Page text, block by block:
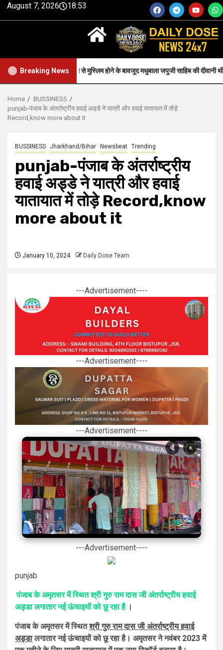
August 7, 2026 18:53
Breaking News
Faith-जन्म से मुस्लिम होने के बावजूद मधुबाला जपुजी साहिब की दीवानी थी..
Home
BUSSINESS
punjab-पंजाब के अंतर्राष्ट्रीय हवाई अड्डे ने यात्री और हवाई यातायात में तोड़े
Record,know more about it
BUSSINESS Jharkhand/Bihar Newsbeat Trending
punjab-पंजाब के अंतर्राष्ट्रीय
हवाई अड्डे ने यात्री और हवाई
यातायात में तोड़े Record,know
more about it
January 10, 2024 Daily Dose Team
---Advertisement----
---Advertisement----
---Advertisement----
×
---Advertisement----
punjab
पंजाब के अमृतसर में स्थित श्री गुरु राम दास जी अंतर्राष्ट्रीय हवाई
अड्डा लगातार नई ऊंचाइयों को छू रहा है ।
पंजाब के अमृतसर में स्थितश्री गुरु राम दास जी अंतर्राष्ट्रीय हवाई
अड्डालगातार नई ऊंचाइयों को छू रहा है। अमृतसर ने नवंबर 2023 में